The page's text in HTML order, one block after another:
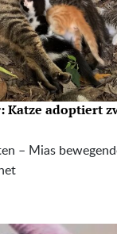
Katze adoptiert
– Mias